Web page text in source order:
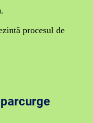
.
procesul de